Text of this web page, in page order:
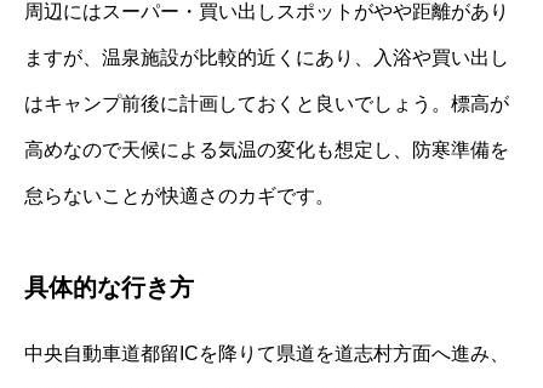
周辺にはスーパー・買い出しスポットがやや距離があり
ますが、温泉施設が比較的近くにあり、入浴や買い出し
はキャンプ前後に計画しておくと良いでしょう。標高が
高めなので天候による気温の変化も想定し、防寒準備を
怠らないことが快適さのカギです。
具体的な行き方
中央自動車道都留ICを降りて県道を道志村方面へ進み、